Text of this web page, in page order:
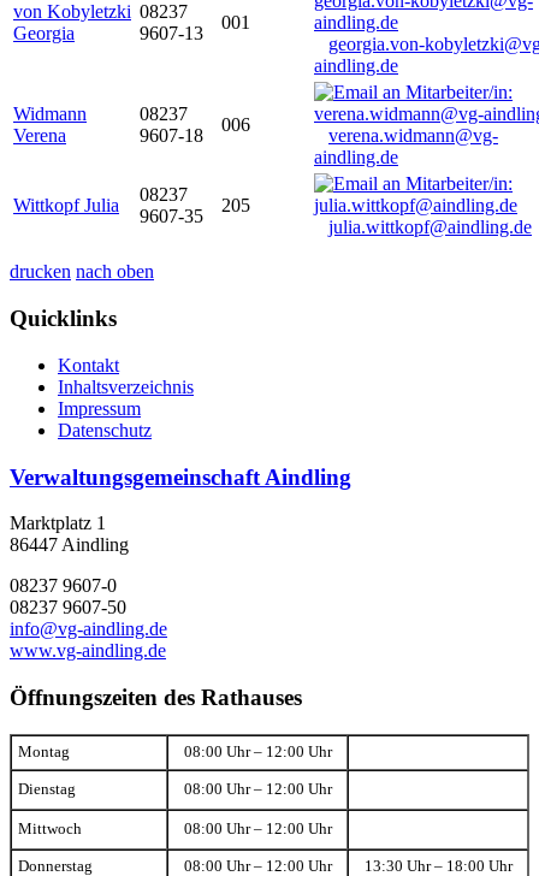
von Kobyletzki
Georgia
08237
9607-13
001
georgia.von-
aindling.de
Widmann
Verena
08237
9607-18
006
verena.widmann@vg-
aindling.de
Wittkopf Julia
08237
9607-35
205
julia.wittkopf@aindling.de
drucken nach oben
Quicklinks
Kontakt
Inhaltsverzeichnis
Impressum
Datenschutz
Verwaltungsgemeinschaft Aindling
Marktplatz 1
86447 Aindling
08237 9607-0
08237 9607-50
info@vg-aindling.de
www.vg-aindling.de
Öffnungszeiten des Rathauses
Montag 08:00 Uhr – 12:00 Uhr
Dienstag 08:00 Uhr – 12:00 Uhr
Mittwoch 08:00 Uhr – 12:00 Uhr
Donnerstag 08:00 Uhr – 12:00 Uhr 13:30 Uhr – 18:00 Uhr